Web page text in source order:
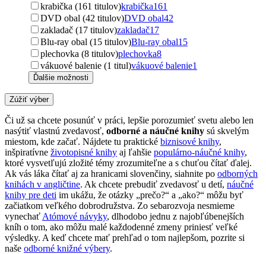
krabička (161 titulov)krabička161
DVD obal (42 titulov)DVD obal42
zakladač (17 titulov)zakladač17
Blu-ray obal (15 titulov)Blu-ray obal15
plechovka (8 titulov)plechovka8
vákuové balenie (1 titul)vákuové balenie1
Ďalšie možnosti
Zúžiť výber
Či už sa chcete posunúť v práci, lepšie porozumieť svetu alebo len
nasýtiť vlastnú zvedavosť, odborné a náučné knihy sú skvelým
miestom, kde začať. Nájdete tu praktické biznisové knihy,
inšpiratívne životopisné knihy aj ľahšie populárno-náučné knihy,
ktoré vysvetľujú zložité témy zrozumiteľne a s chuťou čítať ďalej.
Ak vás láka čítať aj za hranicami slovenčiny, siahnite po odborných
knihách v angličtine. Ak chcete prebudiť zvedavosť u detí, náučné
knihy pre deti im ukážu, že otázky „prečo?“ a „ako?“ môžu byť
začiatkom veľkého dobrodružstva. Zo sebarozvoja nesmieme
vynechať Atómové návyky, dlhodobo jednu z najobľúbenejších
kníh o tom, ako môžu malé každodenné zmeny priniesť veľké
výsledky. A keď chcete mať prehľad o tom najlepšom, pozrite si
naše odborné knižné výbery.